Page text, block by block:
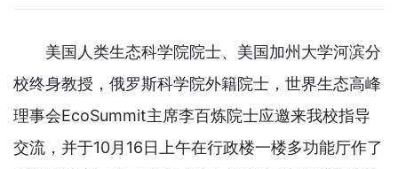
美国人类生态科学院院士、美国加州大学河滨分
校终身教授，俄罗斯科学院外籍院士，世界生态高峰
理事会EcoSummit主席李百炼院士应邀来我校指导
交流，并于10月16日上午在行政楼一楼多功能厅作了